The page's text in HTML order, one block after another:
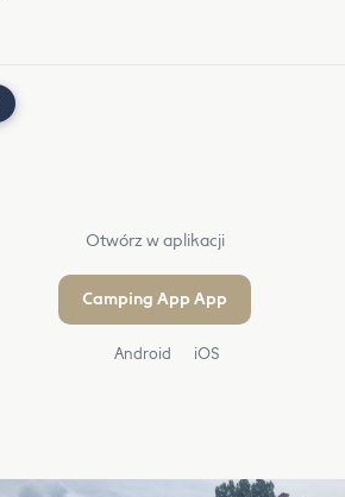
Otwórz w aplikacji
Camping App App
Android iOS